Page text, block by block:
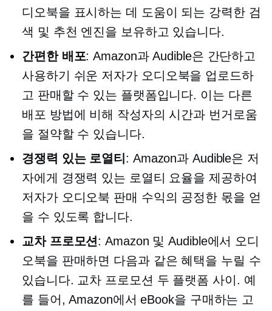
디오북을 표시하는 데 도움이 되는 강력한 검
색 및 추천 엔진을 보유하고 있습니다.
간편한 배포: Amazon과 Audible은 간단하고
사용하기 쉬운 저자가 오디오북을 업로드하
고 판매할 수 있는 플랫폼입니다. 이는 다른
배포 방법에 비해 작성자의 시간과 번거로움
을 절약할 수 있습니다.
경쟁력 있는 로열티 : Amazon과 Audible은 저
자에게 경쟁력 있는 로열티 요율을 제공하여
저자가 오디오북 판매 수익의 공정한 몫을 얻
을 수 있도록 합니다.
교차 프로모션 : Amazon 및 Audible에서 오디
오북을 판매하면 다음과 같은 혜택을 누릴 수
있습니다. 교차 프로모션 두 플랫폼 사이. 예
를 들어, Amazon에서 eBook을 구매하는 고